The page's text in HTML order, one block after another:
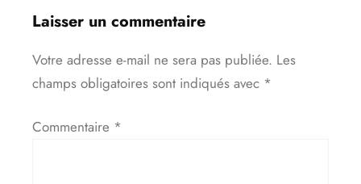
Laisser un commentaire
Votre adresse e-mail ne sera pas publiée. Les
champs obligatoires sont indiqués avec *
Commentaire *